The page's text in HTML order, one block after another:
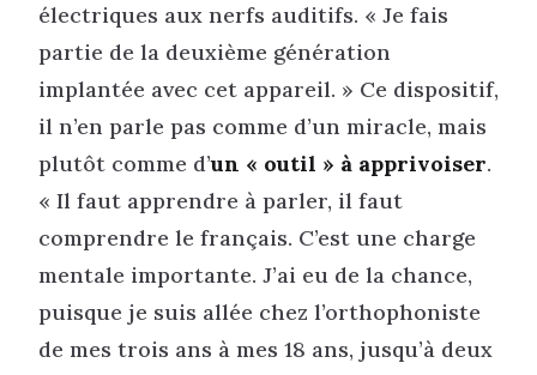
électriques aux nerfs auditifs. « Je fais
partie de la deuxième génération
implantée avec cet appareil. » Ce dispositif,
il n’en parle pas comme d’un miracle, mais
plutôt comme d’un « outil » à apprivoiser.
« Il faut apprendre à parler, il faut
comprendre le français. C’est une charge
mentale importante. J’ai eu de la chance,
puisque je suis allée chez l’orthophoniste
de mes trois ans à mes 18 ans, jusqu’à deux